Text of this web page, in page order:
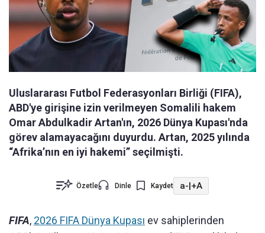
Uluslararası Futbol Federasyonları Birliği (FIFA),
ABD'ye girişine izin verilmeyen Somalili hakem
Omar Abdulkadir Artan'ın, 2026 Dünya Kupası'nda
görev alamayacağını duyurdu. Artan, 2025 yılında
“Afrika’nın en iyi hakemi” seçilmişti.
Özetle Dinle Kaydet a-|+A
FIFA, 2026 FIFA Dünya Kupası ev sahiplerinden